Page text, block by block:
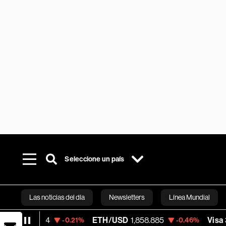
Seleccione un país
Las noticias del día Newsletters Línea Mundial
Bloomberg
ETH/USD 1,858.885 -0.46% Visa 362.73 -